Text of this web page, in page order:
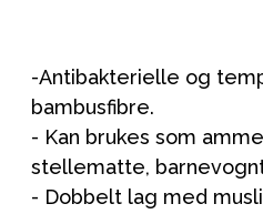
-Antibakterielle og
bambusfibre.
- Kan brukes som
stellematte,
- Dobbelt lag med